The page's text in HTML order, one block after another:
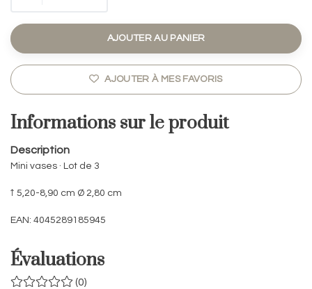
AJOUTER AU PANIER
AJOUTER À MES FAVORIS
Informations sur le produit
Description
Mini vases · Lot de 3
↑ 5,20-8,90 cm Ø 2,80 cm
EAN: 4045289185945
Évaluations
(0)